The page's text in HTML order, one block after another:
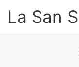
La San